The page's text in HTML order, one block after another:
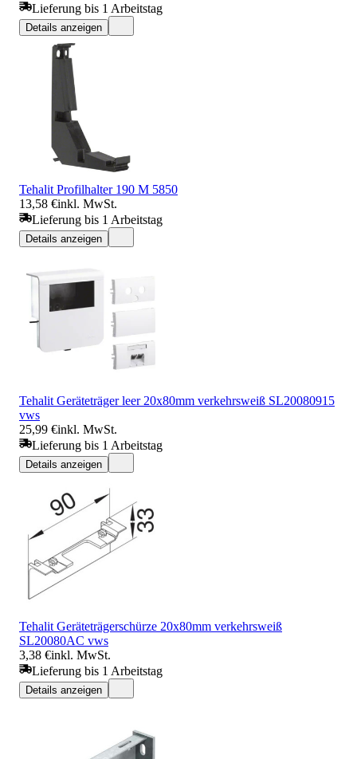
Lieferung bis 1 Arbeitstag
Details anzeigen
Tehalit Profilhalter 190 M 5850
13,58 €inkl. MwSt.
Lieferung bis 1 Arbeitstag
Details anzeigen
Tehalit Geräteträger leer 20x80mm verkehrsweiß SL20080915
vws
25,99 €inkl. MwSt.
Lieferung bis 1 Arbeitstag
Details anzeigen
Tehalit Geräteträgerschürze 20x80mm verkehrsweiß
SL20080AC vws
3,38 €inkl. MwSt.
Lieferung bis 1 Arbeitstag
Details anzeigen